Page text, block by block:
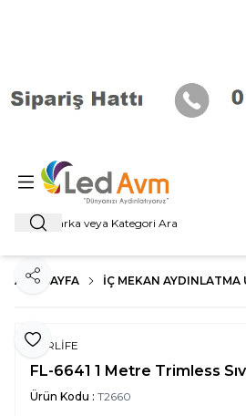
Ara
ANA SAYFA İÇ MEKAN AYDINLATMA
Favoriye Ekle
Paylaş
FORLİFE
FL-6641 1 Metre Trimless
Ürün Kodu : T2660